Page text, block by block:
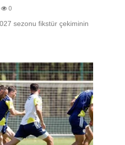
0
sezonu fikstür çekiminin